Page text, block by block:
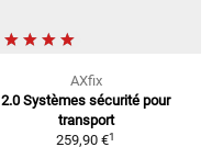
AXfix
2.0 Systèmes sécurité pour
transport
259,90 €1